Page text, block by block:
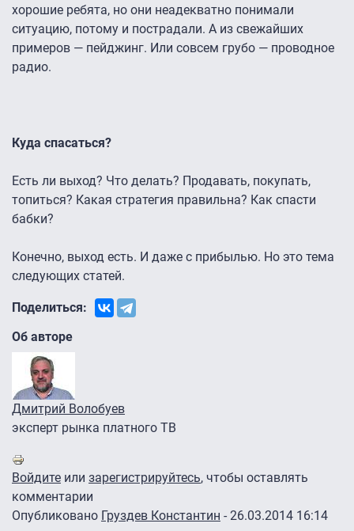
хорошие ребята, но они неадекватно понимали
ситуацию, потому и пострадали. А из свежайших
примеров — пейджинг. Или совсем грубо — проводное
радио.
Куда спасаться?
Есть ли выход? Что делать? Продавать, покупать,
топиться? Какая стратегия правильна? Как спасти
бабки?
Конечно, выход есть. И даже с прибылью. Но это тема
следующих статей.
Поделиться:
Об авторе
Дмитрий Волобуев
эксперт рынка платного ТВ
Войдите или зарегистрируйтесь, чтобы оставлять
комментарии
Опубликовано Груздев Константин - 26.03.2014 16:14